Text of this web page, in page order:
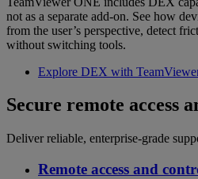
not as a separate add-on. See how
from the user’s perspective, detect
without switching tools.
Explore DEX with
Secure remote access
Deliver reliable, enterprise-grade
Remote access and